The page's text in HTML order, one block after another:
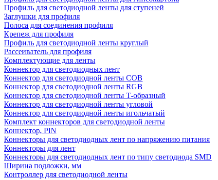
Профиль для светодиодной ленты для ступеней
Заглушки для профиля
Полоса для соединения профиля
Крепеж для профиля
Профиль для светодиодной ленты круглый
Рассеиватель для профиля
Комплектующие для ленты
Коннектор для светодиодных лент
Коннектор для светодиодной ленты COB
Коннектор для светодиодной ленты RGB
Коннектор для светодиодной ленты Т-образный
Коннектор для светодиодной ленты угловой
Коннектор для светодиодной ленты игольчатый
Комплект коннекторов для светодиодной ленты
Коннектор, PIN
Коннекторы для светодиодных лент по напряжению питания
Коннекторы для лент
Коннекторы для светодиодных лент по типу светодиода SMD
Ширина подложки, мм
Контроллер для светодиодной ленты